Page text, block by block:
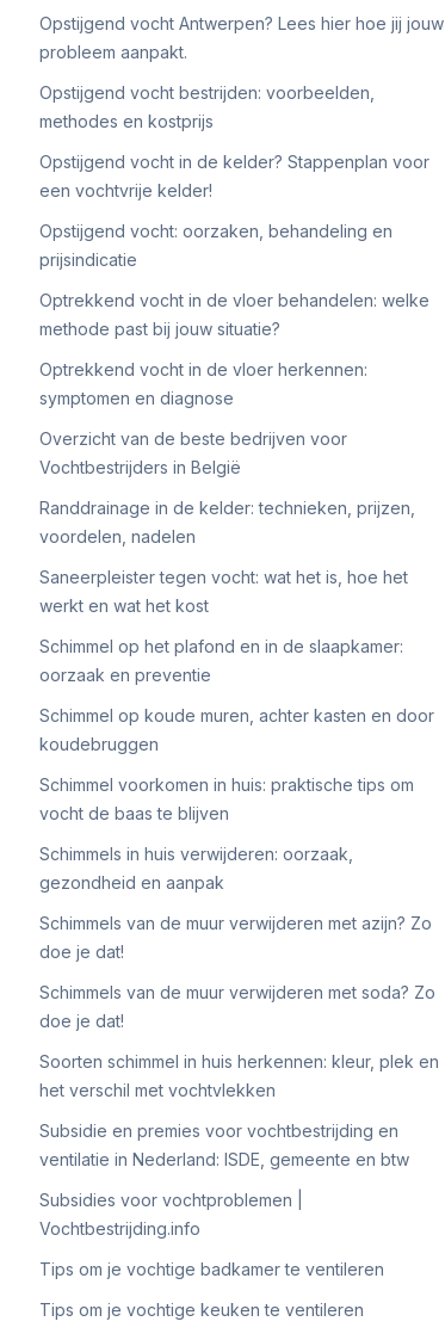
Opstijgend vocht Antwerpen? Lees hier hoe jij jouw
probleem aanpakt.
Opstijgend vocht bestrijden: voorbeelden,
methodes en kostprijs
Opstijgend vocht in de kelder? Stappenplan voor
een vochtvrije kelder!
Opstijgend vocht: oorzaken, behandeling en
prijsindicatie
Optrekkend vocht in de vloer behandelen: welke
methode past bij jouw situatie?
Optrekkend vocht in de vloer herkennen:
symptomen en diagnose
Overzicht van de beste bedrijven voor
Vochtbestrijders in België
Randdrainage in de kelder: technieken, prijzen,
voordelen, nadelen
Saneerpleister tegen vocht: wat het is, hoe het
werkt en wat het kost
Schimmel op het plafond en in de slaapkamer:
oorzaak en preventie
Schimmel op koude muren, achter kasten en door
koudebruggen
Schimmel voorkomen in huis: praktische tips om
vocht de baas te blijven
Schimmels in huis verwijderen: oorzaak,
gezondheid en aanpak
Schimmels van de muur verwijderen met azijn? Zo
doe je dat!
Schimmels van de muur verwijderen met soda? Zo
doe je dat!
Soorten schimmel in huis herkennen: kleur, plek en
het verschil met vochtvlekken
Subsidie en premies voor vochtbestrijding en
ventilatie in Nederland: ISDE, gemeente en btw
Subsidies voor vochtproblemen |
Vochtbestrijding.info
Tips om je vochtige badkamer te ventileren
Tips om je vochtige keuken te ventileren